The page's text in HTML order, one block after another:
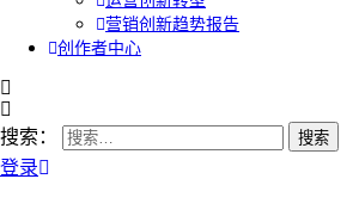
营销创新趋势报告
创作者中心
搜索：
登录